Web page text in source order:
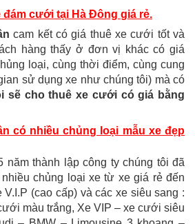
đám cưới tại Hà Đông giá rẻ.
cam kết có giá thuê xe cưới tốt và
hàng thấy ở đơn vị khác có giá
loại, cùng thời điểm, cùng cung
sử dụng xe như chúng tôi) mà có
sẽ cho thuê xe cưới có giá bằng
có nhiều chủng loại mẫu xe đẹp
năm thành lập công ty chúng tôi đã
chủng loại xe từ xe giá rẻ đến
(cao cấp) và các xe siêu sang :
màu trắng, Xe VIP – xe cưới siêu